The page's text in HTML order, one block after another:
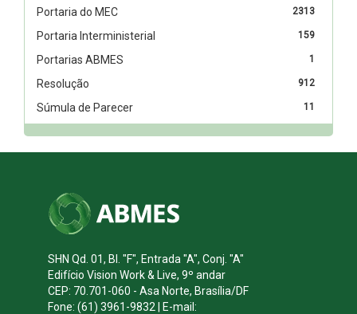
2313
Portaria do MEC
159
Portaria Interministerial
1
Portarias ABMES
912
Resolução
11
Súmula de Parecer
SHN Qd. 01, Bl. "F", Entrada "A", Conj. "A"
Edifício Vision Work & Live, 9º andar
CEP: 70.701-060 - Asa Norte, Brasília/DF
Fone: (61) 3961-9832 | E-mail: